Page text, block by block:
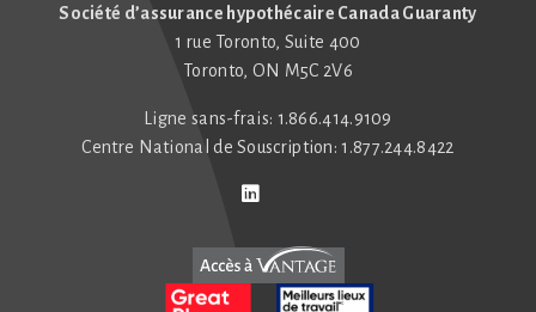
Société d’assurance hypothécaire Canada Guaranty
1 rue Toronto, Suite 400
Toronto, ON M5C 2V6
Ligne sans-frais: 1.866.414.9109
Centre National de Souscription: 1.877.244.8422